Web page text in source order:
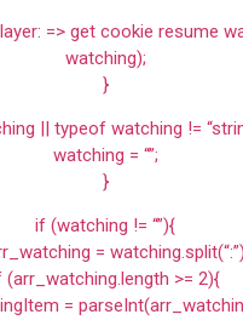
=> get cookie resume
watching);
}
|| typeof watching !=
watching = “”;
}
if (watching != “”){
=
(arr_watching.length >= 2){
=